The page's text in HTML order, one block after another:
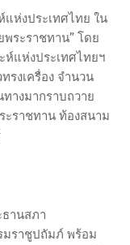
แห่งประเทศไทย ใน
ระราชทาน” โดย
ห์แห่งประเทศไทยฯ
รงเครื่อง จำนวน
างมากราบถวาย
ราชทาน ท้องสนาม
านสภา
มราชูปถัมภ์ พร้อม